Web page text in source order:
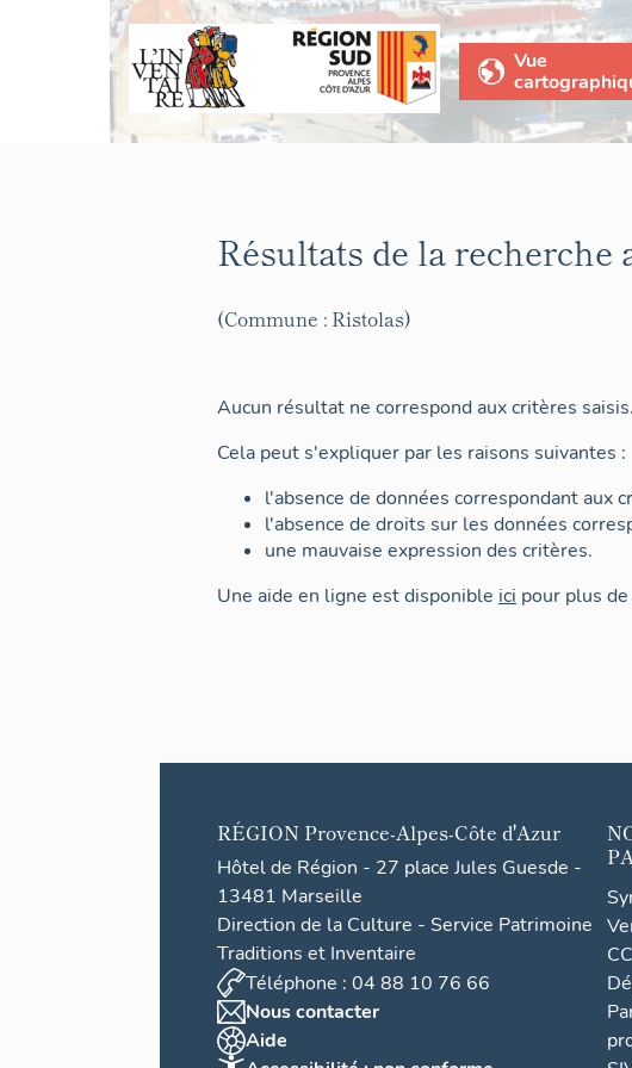
Vue
Résultats de la recherche
(Commune : Ristolas)
Aucun résultat ne correspond aux critères saisis.
Cela peut s'expliquer par les raisons suivantes :
l'absence de données correspondant aux
l'absence de droits sur les données
une mauvaise expression des critères.
Une aide en ligne est disponible ici pour plus
RÉGION Provence-Alpes-Côte d'Azur
Hôtel de Région - 27 place Jules Guesde -
13481 Marseille
Direction de la Culture - Service Patrimoine
Traditions et Inventaire
Téléphone : 04 88 10 76 66
Nous contacter
Aide